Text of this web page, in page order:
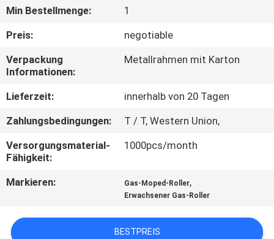
QUALITÄTSKONTROLLE
TRETEN
SIE
MIT
UNS
VERBINDUNG
SIE
Min Bestellmenge:
1
Preis:
negotiable
Verpackung
Informationen:
Metallrahmen mit Karton
Lieferzeit:
innerhalb von 20 Tagen
Zahlungsbedingungen:
T / T, Western Union,
Versorgungsmaterial-
Fähigkeit:
1000pcs/month
Markieren: Gas-Moped-Roller,
Erwachsener Gas-Roller
BESTPREIS